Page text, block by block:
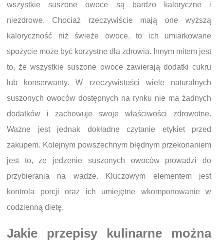
wszystkie suszone owoce są bardzo kaloryczne i
niezdrowe. Chociaż rzeczywiście mają one wyższą
kaloryczność niż świeże owoce, to ich umiarkowane
spożycie może być korzystne dla zdrowia. Innym mitem jest
to, że wszystkie suszone owoce zawierają dodatki cukru
lub konserwanty. W rzeczywistości wiele naturalnych
suszonych owoców dostępnych na rynku nie ma żadnych
dodatków i zachowuje swoje właściwości zdrowotne.
Ważne jest jednak dokładne czytanie etykiet przed
zakupem. Kolejnym powszechnym błędnym przekonaniem
jest to, że jedzenie suszonych owoców prowadzi do
przybierania na wadze. Kluczowym elementem jest
kontrola porcji oraz ich umiejętne wkomponowanie w
codzienną dietę.
Jakie przepisy kulinarne można